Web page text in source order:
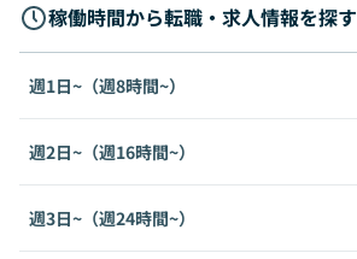
稼働時間から転職・求人情報を探す
週1日~（週8時間~）
週2日~（週16時間~）
週3日~（週24時間~）